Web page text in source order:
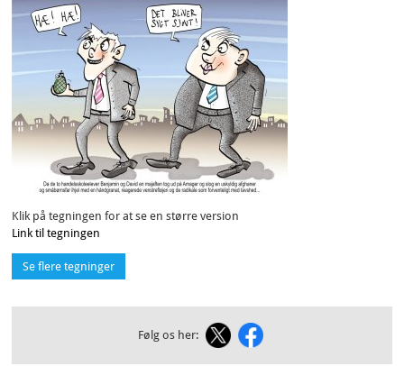
Klik på tegningen for at se en større version
Link til tegningen
Se flere tegninger
Følg os her: